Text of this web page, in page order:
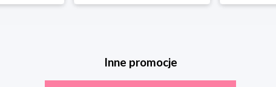
Inne promocje